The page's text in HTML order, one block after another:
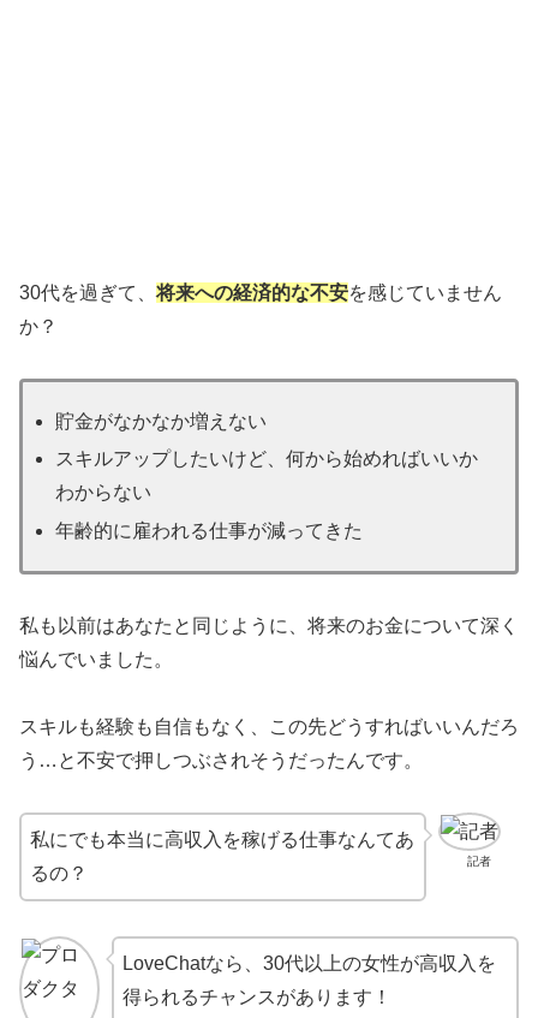
30代を過ぎて、将来への経済的な不安を感じていません
か？
貯金がなかなか増えない
スキルアップしたいけど、何から始めればいいか
わからない
年齢的に雇われる仕事が減ってきた
私も以前はあなたと同じように、将来のお金について深く
悩んでいました。
スキルも経験も自信もなく、この先どうすればいいんだろ
う…と不安で押しつぶされそうだったんです。
記者
私にでも本当に高収入を稼げる仕事なんてあ
るの？
LoveChatなら、30代以上の女性が高収入を
得られるチャンスがあります！